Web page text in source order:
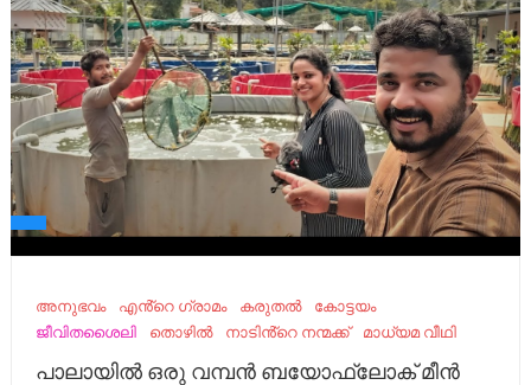
അനുഭവം എൻ്റെ ഗ്രാമം കരുതൽ
കോട്ടയം
ജീവിതശൈലി
തൊഴിൽ നാടിൻ്റെ നന്മക്ക് മാധ്യമ വീഥി
പാലായിൽ ഒരു വമ്പൻ ബയോഫ്ലോക്‌ മീൻ